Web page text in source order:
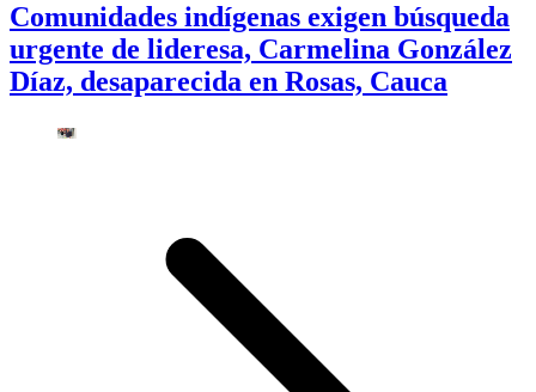
Comunidades indígenas exigen búsqueda
urgente de lideresa, Carmelina González
Díaz, desaparecida en Rosas, Cauca